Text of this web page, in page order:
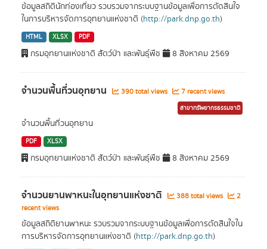
ข้อมูลสถิตินักท่องเที่ยว รวบรวมจากระบบฐานข้อมูลเพื่อการตัดสินใจ
ในการบริหารจัดการอุทยานแห่งชาติ (http://park.dnp.go.th)
HTML XLSX PDF
กรมอุทยานแห่งชาติ สัตว์ป่า และพันธุ์พืช 8 สิงหาคม 2569
จำนวนพื้นที่วนอุทยาน 390 total views 7 recent views
สาขาทรัพยากรธรรมชาติ
จำนวนพื้นที่วนอุทยาน
PDF XLSX
กรมอุทยานแห่งชาติ สัตว์ป่า และพันธุ์พืช 8 สิงหาคม 2569
จำนวนยานพาหนะในอุทยานแห่งชาติ 388 total views
2
recent views
ข้อมูลสถิติยานพาหนะ รวบรวมจากระบบฐานข้อมูลเพื่อการตัดสินใจใน
การบริหารจัดการอุทยานแห่งชาติ (http://park.dnp.go.th)